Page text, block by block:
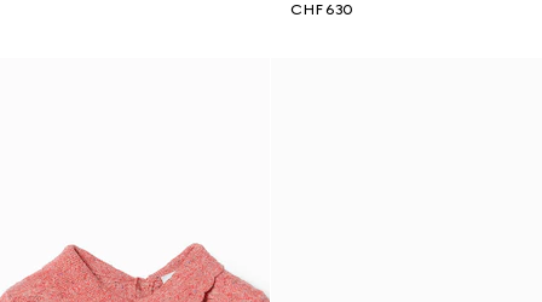
CHF 630